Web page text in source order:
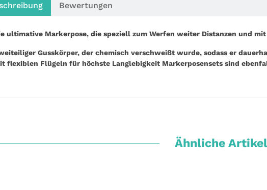
Bewertungen
ultimative Markerpose, die speziell zum Werfen weiter Distanzen und
Gusskörper, der chemisch verschweißt wurde, sodass er
flexiblen Flügeln für höchste Langlebigkeit Markerposensets sind
Ähnliche Artikel